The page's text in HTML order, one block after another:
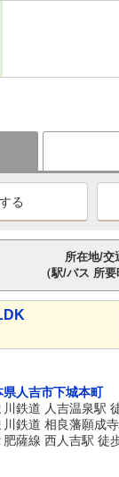
所在地/交
（駅/バス 所要
県人吉市下城本町
川鉄道 人吉温泉駅
川鉄道 相良藩願成
肥薩線 西人吉駅 徒